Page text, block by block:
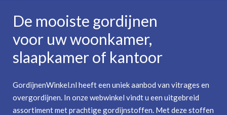
De mooiste gordijnen
voor uw woonkamer,
slaapkamer of kantoor
GordijnenWinkel.nl heeft een uniek aanbod van vitrages en
overgordijnen. In onze webwinkel vindt u een uitgebreid
assortiment met prachtige gordijnstoffen. Met deze stoffen